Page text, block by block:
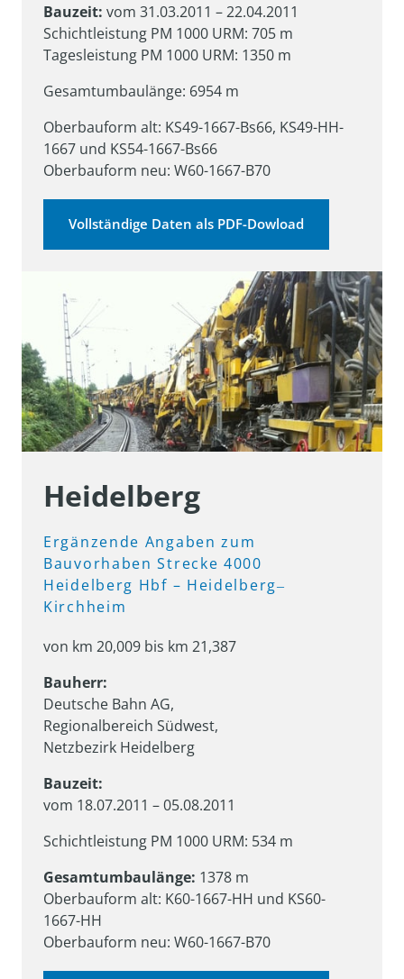
Bauzeit: vom 31.03.2011 – 22.04.2011
Schichtleistung PM 1000 URM: 705 m
Tagesleistung PM 1000 URM: 1350 m
Gesamtumbaulänge: 6954 m
Oberbauform alt: KS49-1667-Bs66, KS49-HH-
1667 und KS54-1667-Bs66
Oberbauform neu: W60-1667-B70
Vollständige Daten als PDF-Dowload
Heidelberg
Ergänzende Angaben
Bauvorhaben Strecke 4000
Heidelberg Hbf – Heidelberg‒
Kirchheim
von km 20,009 bis km 21,387
Deutsche Bahn AG,
Regionalbereich Südwest,
Netzbezirk Heidelberg
Bauzeit:
vom 18.07.2011 – 05.08.2011
Schichtleistung PM 1000 URM: 534 m
Gesamtumbaulänge: 1378 m
Oberbauform alt: K60-1667-HH und KS60-
1667-HH
Oberbauform neu: W60-1667-B70